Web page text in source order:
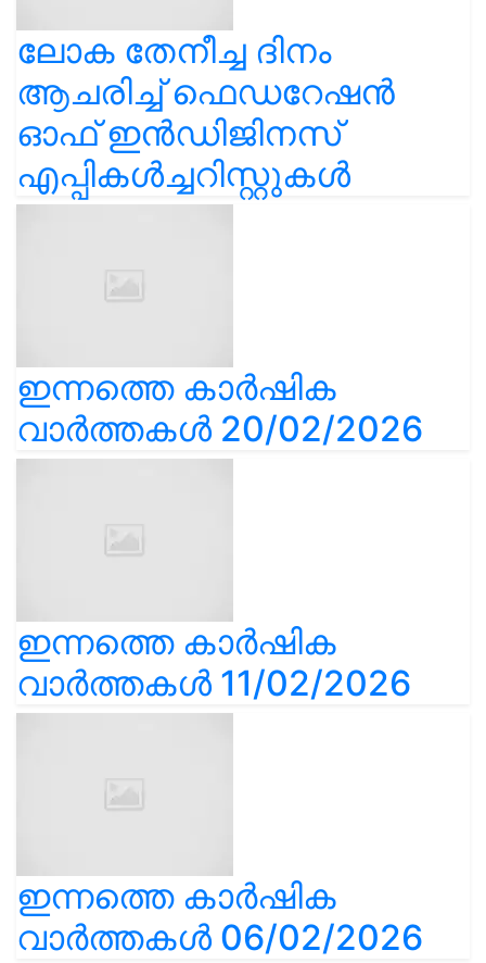
ലോക തേനീച്ച ദിനം
ആചരിച്ച് ഫെഡറേഷൻ
ഓഫ് ഇൻഡിജിനസ്
എപ്പികൾച്ചറിസ്റ്റുകൾ
ഇന്നത്തെ കാർഷിക
വാർത്തകൾ 20/02/2026
ഇന്നത്തെ കാർഷിക
വാർത്തകൾ 11/02/2026
ഇന്നത്തെ കാർഷിക
വാർത്തകൾ 06/02/2026